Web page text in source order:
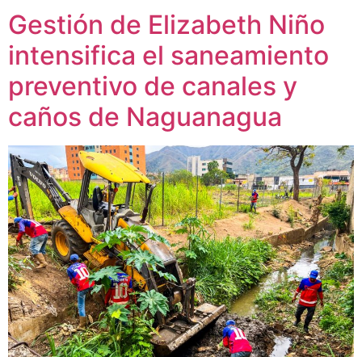
Gestión de Elizabeth Niño
intensifica el saneamiento
preventivo de canales y
caños de Naguanagua